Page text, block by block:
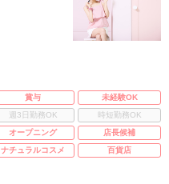
賞与
未経験OK
週3日勤務OK
時短勤務OK
オープニング
店長候補
ナチュラルコスメ 百貨店